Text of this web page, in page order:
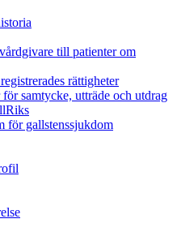
till patienter om
rättigheter
samtycke, utträde och utdrag
för gallstenssjukdom